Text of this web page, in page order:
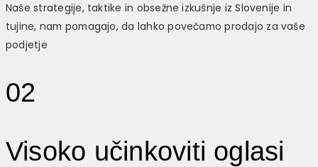
Naše strategije, taktike in obsežne izkušnje iz Slovenije in
tujine, nam pomagajo, da lahko povečamo prodajo za vaše
podjetje
02
Visoko učinkoviti oglasi